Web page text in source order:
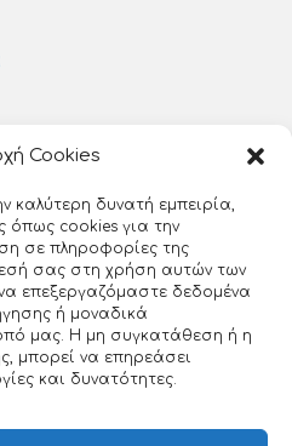
Cookies
καλύτερη δυνατή εμπειρία,
όπως cookies για την
σε πληροφορίες της
σας στη χρήση αυτών των
επεξεργαζόμαστε δεδομένα
ή μοναδικά
μας. Η μη συγκατάθεση ή η
μπορεί να επηρεάσει
και δυνατότητες.